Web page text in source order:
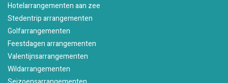
Hotelarrangementen aan zee
Stedentrip arrangementen
Golfarrangementen
Feestdagen arrangementen
Valentijnsarrangementen
Wildarrangementen